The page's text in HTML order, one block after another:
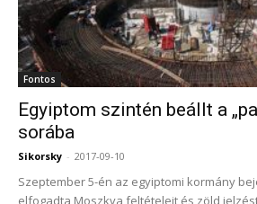
Fontos
Egyiptom szintén beállt a
sorába
Sikorsky - 2017-09-10
Szeptember 5-én az egyiptomi kormány
elfogadta Moszkva feltételeit és zöld